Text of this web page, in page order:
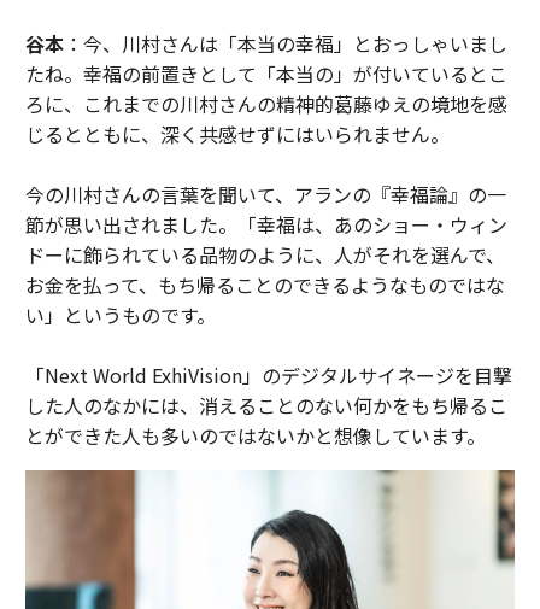
谷本：今、川村さんは「本当の幸福」とおっしゃいまし
たね。幸福の前置きとして「本当の」が付いているとこ
ろに、これまでの川村さんの精神的葛藤ゆえの境地を感
じるとともに、深く共感せずにはいられません。
今の川村さんの言葉を聞いて、アランの『幸福論』の一
節が思い出されました。「幸福は、あのショー・ウィン
ドーに飾られている品物のように、人がそれを選んで、
お金を払って、もち帰ることのできるようなものではな
い」というものです。
「Next World ExhiVision」のデジタルサイネージを目撃
した人のなかには、消えることのない何かをもち帰るこ
とができた人も多いのではないかと想像しています。